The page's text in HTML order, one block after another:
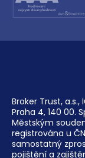
Broker Trust, a.s.,
Praha 4, 140 00.
Městským
registrována u
samostatný
pojištění a